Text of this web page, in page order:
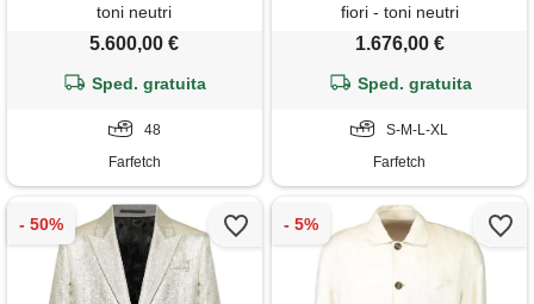
toni neutri
5.600,00 €
Sped. gratuita
48
Farfetch
fiori - toni neutri
1.676,00 €
Sped. gratuita
S-M-L-XL
Farfetch